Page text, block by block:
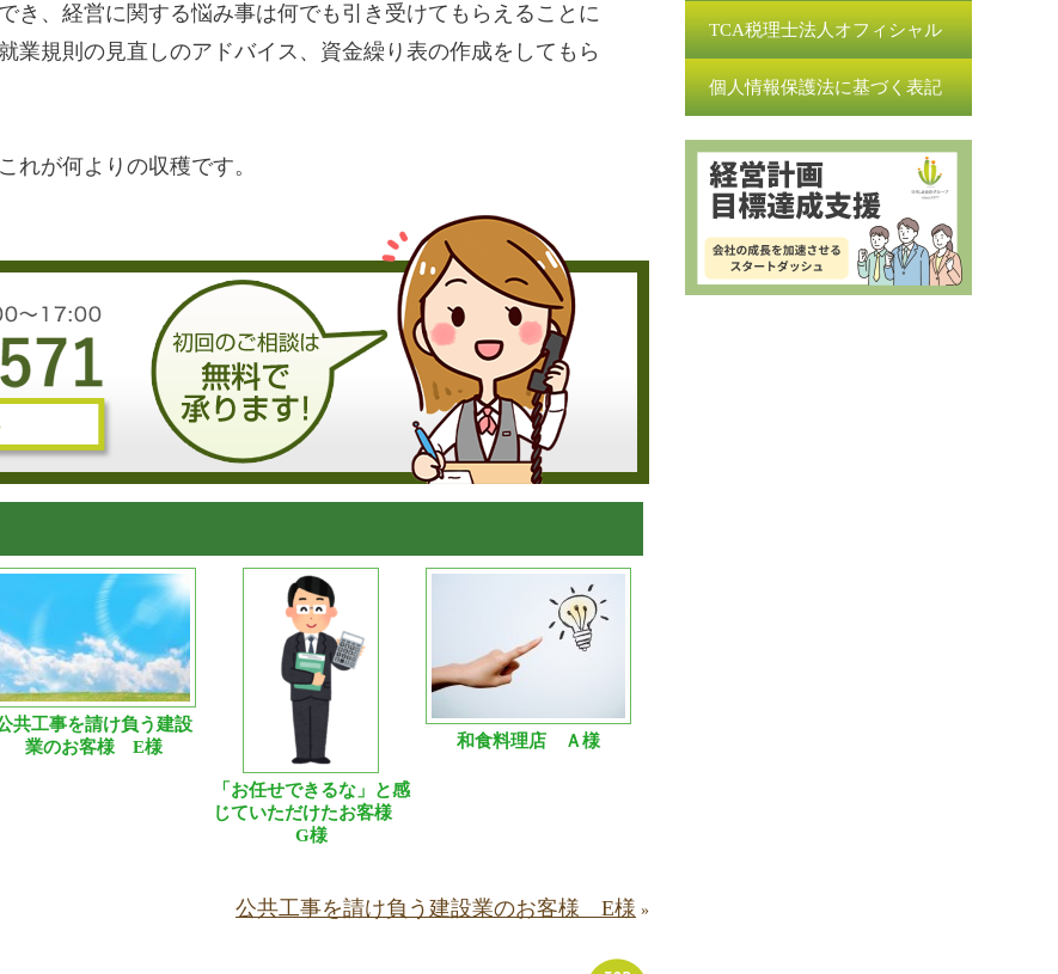
き、経営に関する悩み事は何でも引き受けてもらえることに
業規則の見直しのアドバイス、資金繰り表の作成をしてもら
れが何よりの収穫です。
共工事を請け負う建設
業のお客様 E様
「お任せできるな」と感
じていただけたお客様
G様
和食料理店 Ａ様
公共工事を請け負う建設業のお客様 E様 »
TCA税理士法人オフィシャル
個人情報保護法に基づく表記